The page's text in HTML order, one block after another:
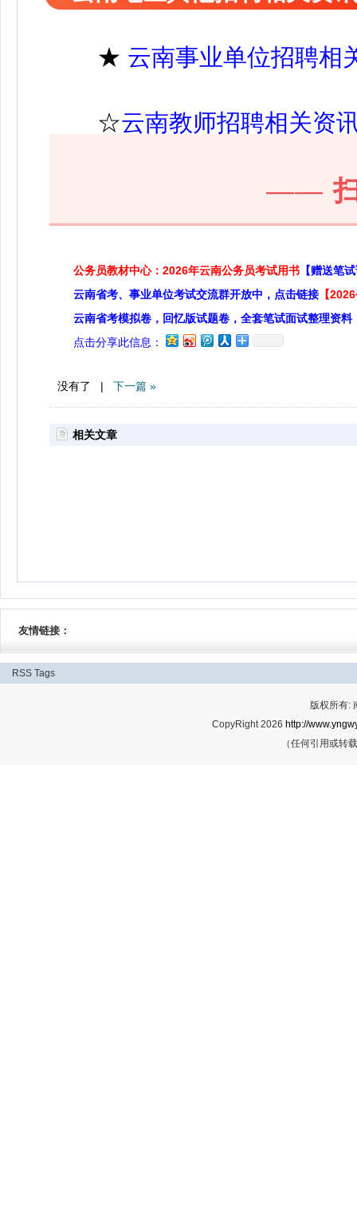
★ 云南事业单位招聘相
☆云南教师招聘相关资
——
公务员教材中心：2026年云南公务员考试用书 【赠送笔
云南省考、事业单位考试交流群开放中，点击链接 【
云南省考模拟卷，回忆版试题卷，全套笔试面试整理资料
点击分享此信息：
没有了 | 下一篇 »
相关文章
友情链接：
RSS Tags
版权所有:
CopyRight 2026 http://
（任何引用或转